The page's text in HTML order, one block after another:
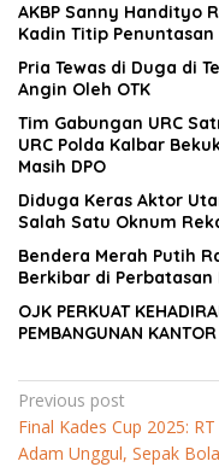
AKBP Sanny Handityo
Kadin Titip
Pria Tewas di Duga di
Angin Oleh OTK
Tim Gabungan URC
URC Polda Kalbar
Masih DPO
Diduga Keras Aktor
Salah Satu Oknum
Bendera Merah Putih
Berkibar di Perbatasan
OJK PERKUAT
PEMBANGUNAN
Navigasi
pos
Previous post
Final Kades Cup 2025:
Adam Unggul, Sepak Bola